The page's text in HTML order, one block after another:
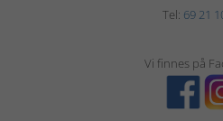
Tel: 69 21
Vi finnes på